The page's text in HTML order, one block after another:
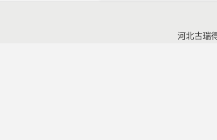
水喷淋塔废气净化器结构图
滤筒除尘器内部结构图
河北古瑞